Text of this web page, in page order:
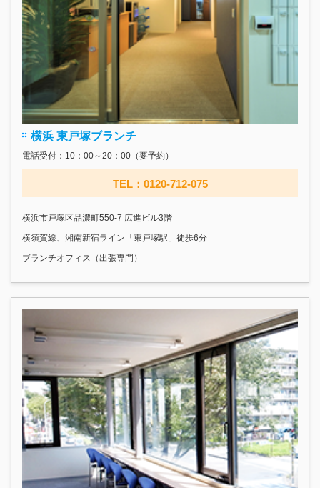
横浜 東戸塚ブランチ
電話受付：10：00～20：00（要予約）
TEL：0120-712-075
横浜市戸塚区品濃町550-7 広進ビル3階
横須賀線、湘南新宿ライン「東戸塚駅」徒歩6分
ブランチオフィス（出張専門）